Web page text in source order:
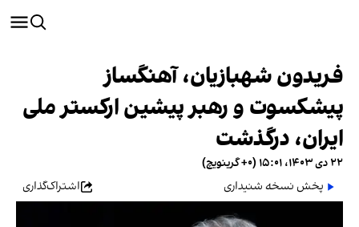
فریدون شهبازیان، آهنگساز
پیشکسوت و رهبر پیشین ارکستر ملی
ایران، درگذشت
۲۲ دی ۱۴۰۳، ۱۵:۰۱ (‎+۰ گرینویچ)
پخش نسخه شنیداری
اشتراک‌گذاری